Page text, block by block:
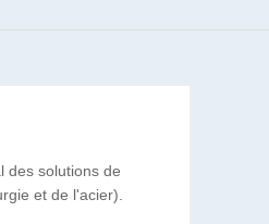
solutions de
et de l'acier).